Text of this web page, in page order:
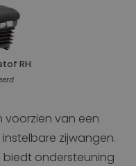
RH
voorzien van een
zijwangen.
ondersteuning